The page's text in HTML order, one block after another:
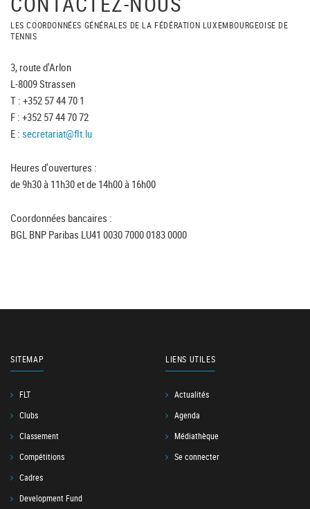
LES COORDONNÉES GÉNÉRALES DE LA FÉDÉRATION LUXEMBOURGEOISE DE
TENNIS
3, route d'Arlon
L-8009 Strassen
T : +352 57 44 70 1
F : +352 57 44 70 72
E : secretariat@flt.lu
Heures d'ouvertures :
de 9h30 à 11h30 et de 14h00 à 16h00
Coordonnées bancaires :
BGL BNP Paribas LU41 0030 7000 0183 0000
SITEMAP
FLT
Clubs
Classement
Compétitions
Cadres
Development Fund
LIENS UTILES
Actualités
Agenda
Médiathèque
Se connecter